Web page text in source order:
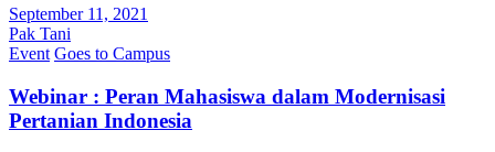
September 11, 2021
Pak Tani
Event Goes to Campus
Webinar : Peran Mahasiswa dalam Modernisasi
Pertanian Indonesia